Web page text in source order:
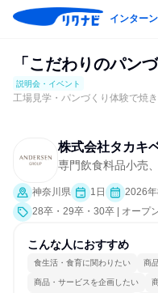
インターン
「こだわりのパン
説明会・イベント
工場見学・パンづくり体験で焼
株式会社タカキ
専門飲食料品小売
神奈川県 1日
2026年
28卒・29卒・30卒 | オープ
こんな人におすすめ
食生活・食育に関わりたい 商
商品・サービスを企画したい